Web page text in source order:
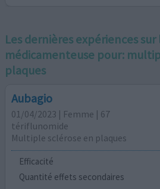
Les dernières expériences
médicamenteuse pour:
plaques
Aubagio
01/04/2023 | Femme | 67
tériflunomide
Multiple sclérose en plaques
Efficacité
Quantité effets secondaires